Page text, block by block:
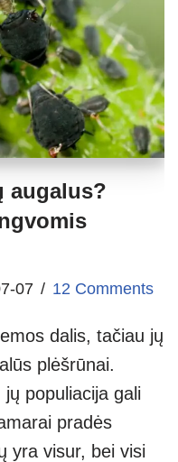
augalus?
07 12 Comments
dalis, tačiau jų
plėšrūnai.
populiacija gali
pradės
yra visur, bei visi